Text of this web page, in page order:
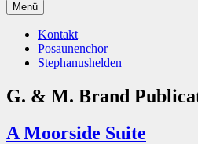
Menü
Kontakt
Posaunenchor
Stephanushelden
G. & M. Brand
A Moorside Suite